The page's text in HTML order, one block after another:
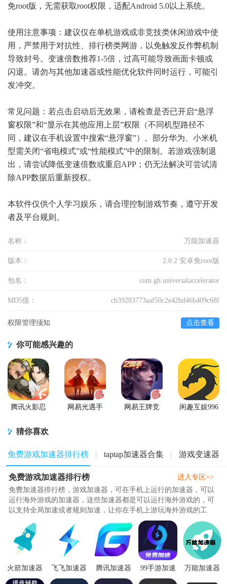
免root版，无需获取root权限，适配Android 5.0以上系统。
使用注意事项：建议仅在单机游戏或非竞技类休闲游戏中使
用，严禁用于对抗性、排行榜类网游，以免触发反作弊机制
导致封号。变速倍数推荐1-5倍，过高可能导致画面卡顿或
闪退。请勿与其他加速器或性能优化软件同时运行，可能引
发冲突。
常见问题：若点击启动后无效果，请检查是否已开启“悬浮
窗权限”和“显示在其他应用上层”权限（不同机型路径不
同，建议在手机设置中搜索“悬浮窗”）。部分华为、小米机
型需关闭“省电模式”或“性能模式”中的限制。若游戏强制退
出，请尝试降低变速倍数或重启APP；仍无法解决可尝试清
除APP数据后重新授权。
本软件仅供个人学习娱乐，请合理控制游戏节奏，遵守开发
者及平台规则。
名称： 万能加速器
版本： 2.0.2 安卓免root版
包名： com.gh.universalaccelerator
MD5值： cb39283773aaf50c2e42bd46b409c68f
权限管理须知 点击查看
你可能感兴趣的
腾讯火影忍
网易光遇手
网易王牌竞
闲趣互娱996
猜你喜欢
免费游戏加速器排行榜 taptap加速器合集 游戏变速器
免费游戏加速器排行榜
免费加速器排行榜，游戏加速器，可在手机上运行的加速器，可以
运行海外游戏的加速器，这些加速器都是可以运行海外游戏的，可
以支持全局加速或者规则加速，让你在手机上游玩海外游戏的工
具，这些工具都是免费使用的，大家可以放心下载和体验，无需付
费就可以体验海外游戏的加速器。..
进入专区>>
火箭加速器
appv1.0.3最
飞飞加速器
最新版
腾讯加速器
极速版App
99手游加速
器app手机版
万能加速器